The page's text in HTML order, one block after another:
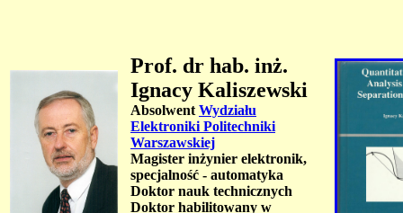
Prof. dr hab. inż.
Ignacy Kaliszewski
Absolwent Wydziału
Elektroniki Politechniki
Warszawskiej
Magister inżynier elektronik,
specjalność - automatyka
Doktor nauk technicznych
Doktor habilitowany w